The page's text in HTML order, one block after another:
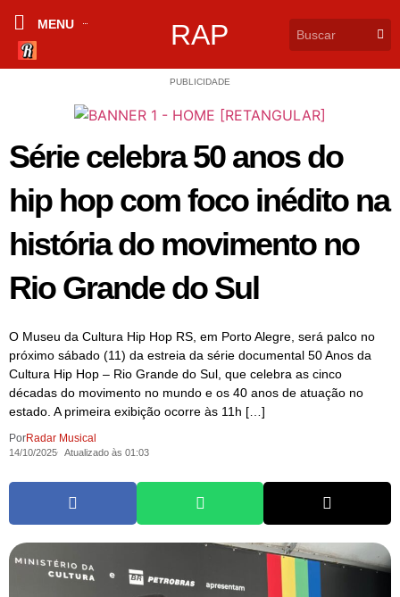
MENU RAP
PUBLICIDADE
Série celebra 50 anos do
hip hop com foco inédito na
história do movimento no
Rio Grande do Sul
O Museu da Cultura Hip Hop RS, em Porto Alegre, será palco no
próximo sábado (11) da estreia da série documental 50 Anos da
Cultura Hip Hop – Rio Grande do Sul, que celebra as cinco
décadas do movimento no mundo e os 40 anos de atuação no
estado. A primeira exibição ocorre às 11h […]
PorRadar Musical
14/10/2025 Atualizado às 01:03